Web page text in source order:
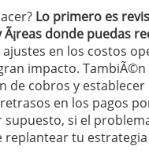
Lo primero es
Ã¡reas donde puedas
ajustes en los costos
impacto. TambiÃ©n
de cobros y establecer
en los pagos
si el
replantear tu